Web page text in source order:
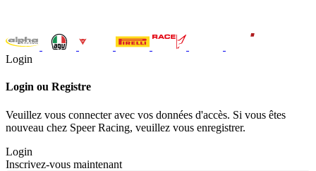
Login
Login ou Registre
Veuillez vous connecter avec vos données d'accès. Si vous êtes
nouveau chez Speer Racing, veuillez vous enregistrer.
Login
Inscrivez-vous maintenant